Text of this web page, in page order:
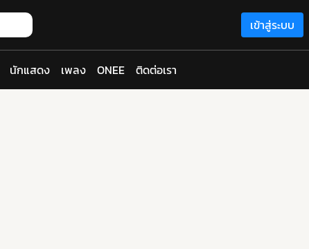
เข้าสู่ระบบ
นักแสดง เพลง ONEE ติดต่อเรา